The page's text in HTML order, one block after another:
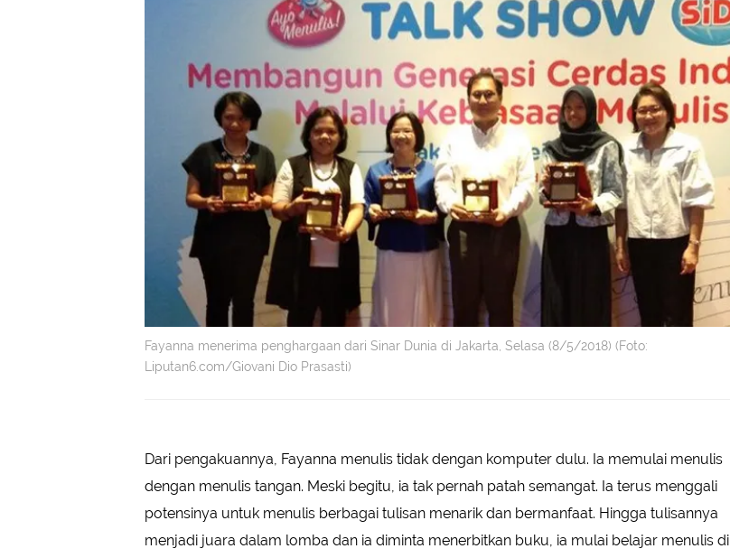
Fayanna menerima penghargaan dari Sinar Dunia di Jakarta, Selasa (8/5/2018) (Foto:
Liputan6.com/Giovani Dio Prasasti)
Dari pengakuannya, Fayanna menulis tidak dengan komputer dulu. Ia memulai menulis
dengan menulis tangan. Meski begitu, ia tak pernah patah semangat. Ia terus menggali
potensinya untuk menulis berbagai tulisan menarik dan bermanfaat. Hingga tulisannya
menjadi juara dalam lomba dan ia diminta menerbitkan buku, ia mulai belajar menulis di